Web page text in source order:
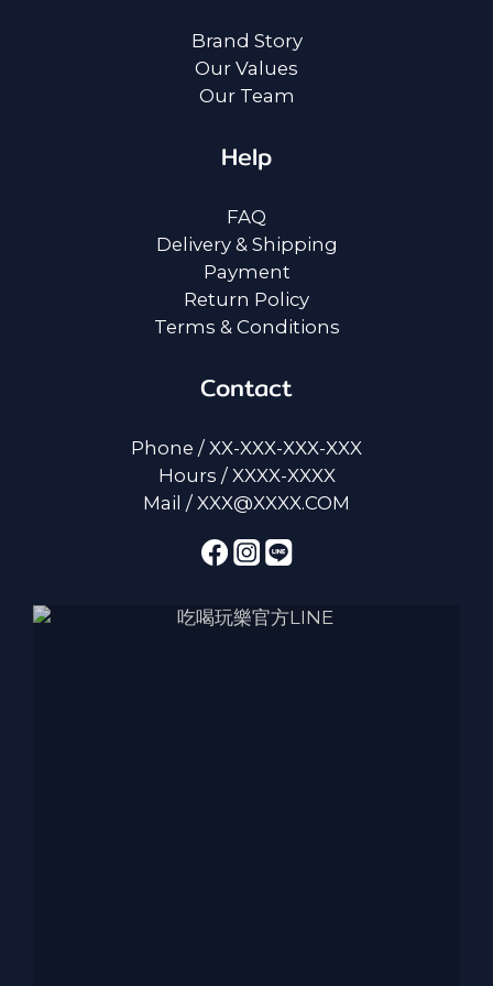
Brand Story
Our Values
Our Team
Help
FAQ
Delivery & Shipping
Payment
Return Policy
Terms & Conditions
Contact
Phone / XX-XXX-XXX-XXX
Hours / XXXX-XXXX
Mail / XXX@XXXX.COM